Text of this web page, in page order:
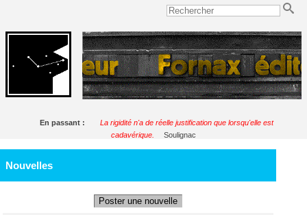
En passant :
La rigidité n'a de réelle justification que lorsqu'elle est
cadavérique.
Soulignac
Nouvelles
Poster une nouvelle